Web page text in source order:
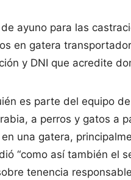
ayuno para las
en gatera
y DNI que
es parte del equipo
a perros y gatos a
una gatera,
“como así también el
tenencia